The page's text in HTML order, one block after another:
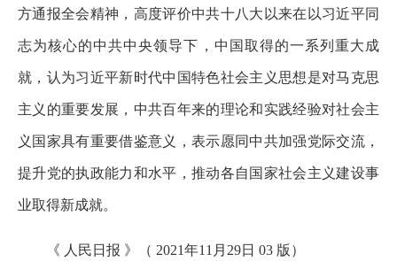
方通报全会精神，高度评价中共十八大以来在以习近平同
志为核心的中共中央领导下，中国取得的一系列重大成
就，认为习近平新时代中国特色社会主义思想是对马克思
主义的重要发展，中共百年来的理论和实践经验对社会主
义国家具有重要借鉴意义，表示愿同中共加强党际交流，
提升党的执政能力和水平，推动各自国家社会主义建设事
业取得新成就。
《 人民日报 》（ 2021年11月29日 03 版）